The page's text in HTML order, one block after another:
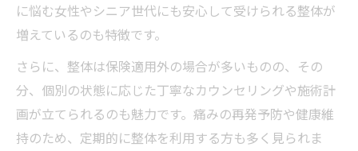
に悩む女性やシニア世代にも安心して受けられる整体が
増えているのも特徴です。
さらに、整体は保険適用外の場合が多いものの、その
分、個別の状態に応じた丁寧なカウンセリングや施術計
画が立てられるのも魅力です。痛みの再発予防や健康維
持のため、定期的に整体を利用する方も多く見られま